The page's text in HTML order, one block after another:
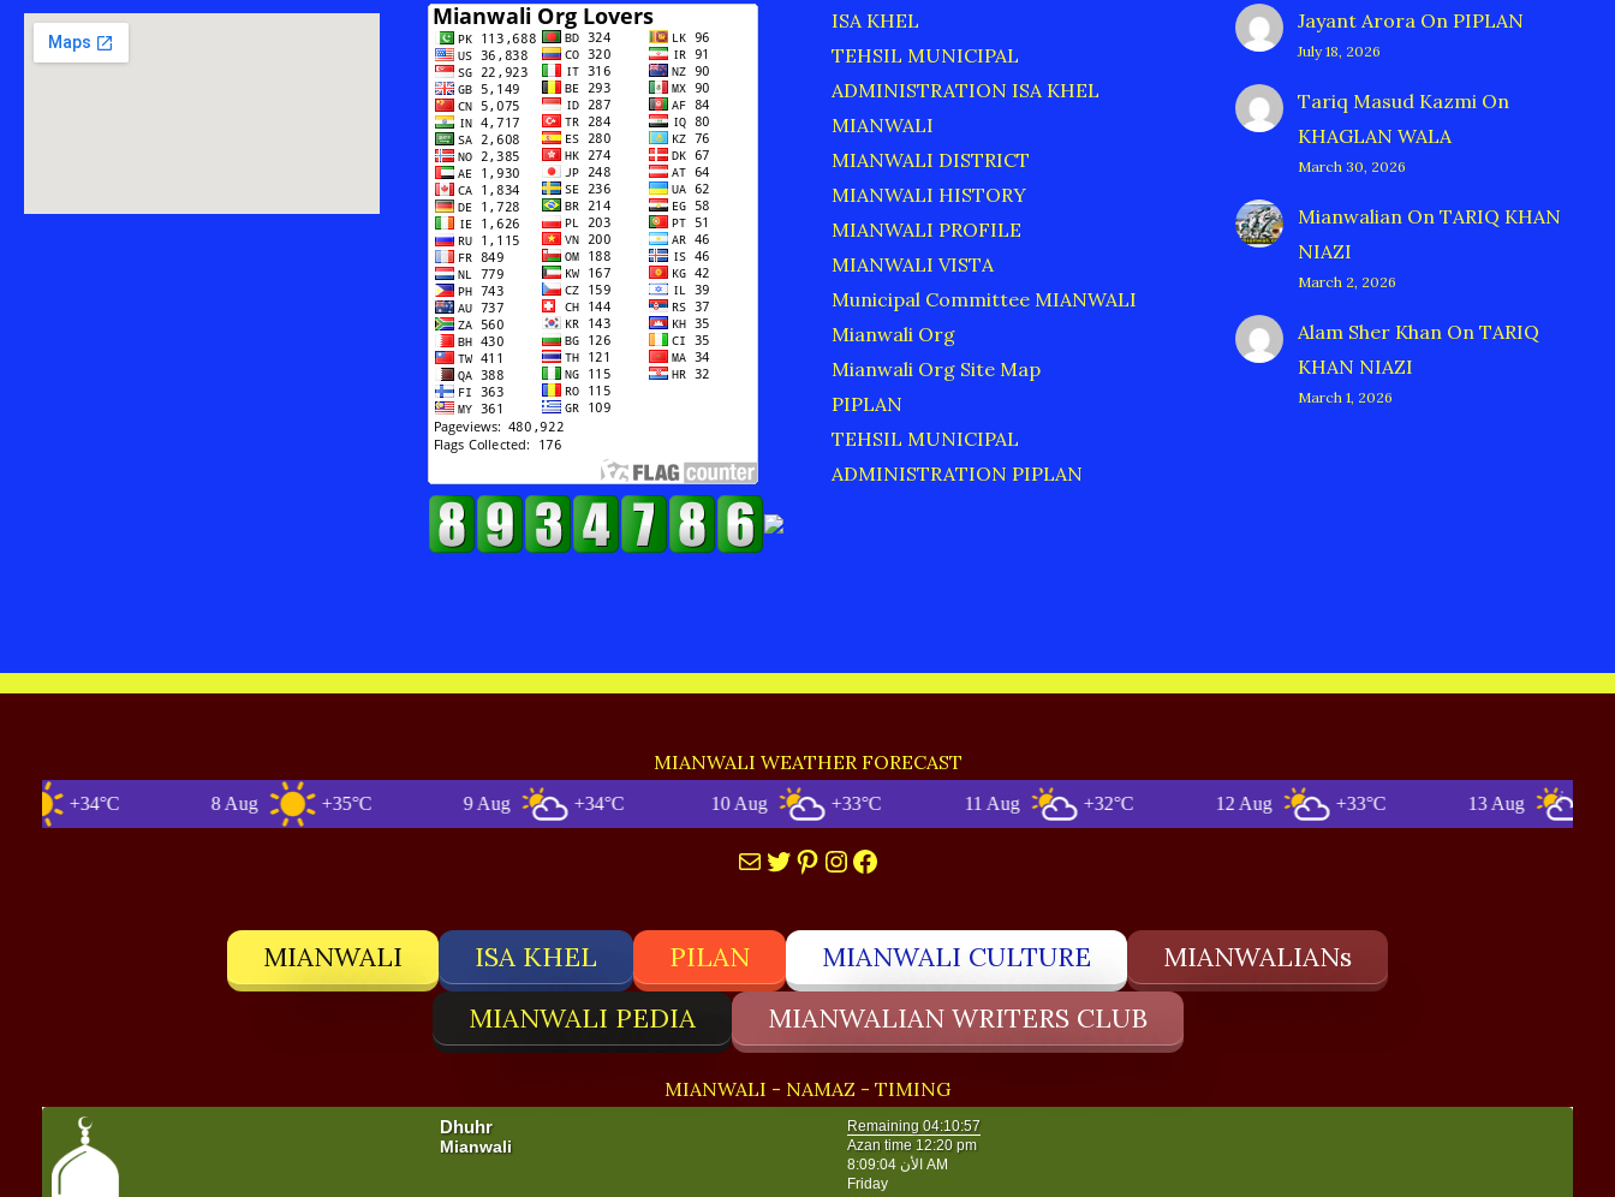
ISA KHEL
TEHSIL MUNICIPAL
ADMINISTRATION ISA KHEL
MIANWALI
MIANWALI DISTRICT
MIANWALI HISTORY
MIANWALI PROFILE
MIANWALI VISTA
Municipal Committee MIANWALI
Mianwali Org
Mianwali Org Site Map
PIPLAN
TEHSIL MUNICIPAL
ADMINISTRATION PIPLAN
Jayant Arora On PIPLAN
July 18, 2026
Tariq Masud Kazmi On
KHAGLAN WALA
March 30, 2026
Mianwalian On TARIQ KHAN
NIAZI
March 2, 2026
Alam Sher Khan On TARIQ
KHAN NIAZI
March 1, 2026
MIANWALI WEATHER FORECAST
+34°C 8 Aug +35°C 9 Aug +34°C 10 Aug +33°C 11 Aug +32°C 12 Aug +33°C 13 Aug +36°C
MailTwitter
Pinterest
Instagram
Facebook
MIANWALI ISA KHEL PILAN MIANWALI CULTURE
MIANWALIANs
MIANWALI PEDIA
MIANWALIAN WRITERS CLUB
MIANWALI - NAMAZ - TIMING